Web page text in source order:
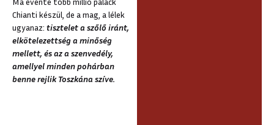
Chianti készül, de a mag, a lélek
ugyanaz: tisztelet a szőlő iránt,
elkötelezettség a minőség
mellett, és az a szenvedély,
amellyel minden pohárban
benne rejlik Toszkána szíve.